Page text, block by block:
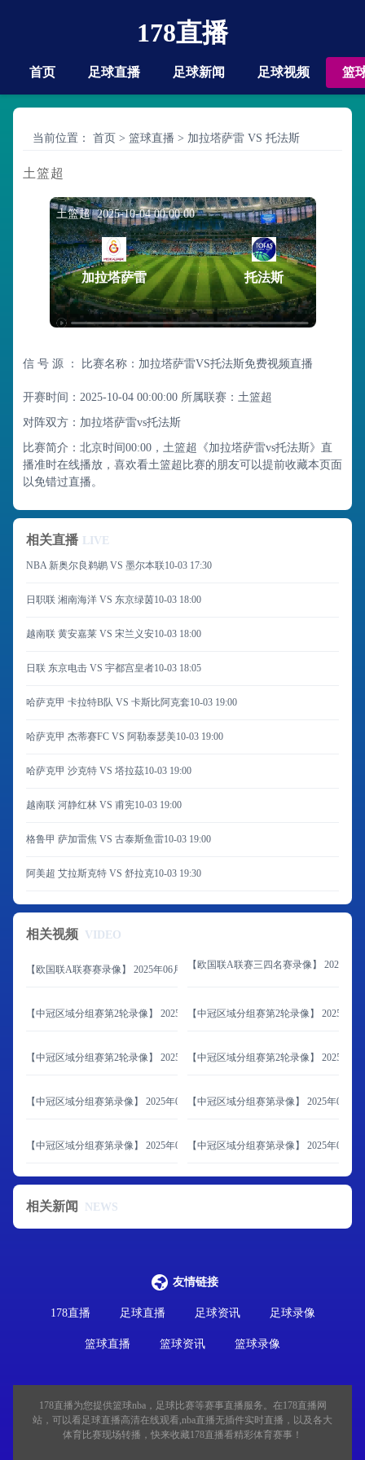
178直播
首页 足球直播 足球新闻 足球视频 篮
当前位置： 首页 > 篮球直播 > 加拉塔萨雷 VS 托法斯
土篮超
土篮超 2025-10-04 00:00:00
加拉塔萨雷 托法斯
信 号 源 ： 比赛名称：加拉塔萨雷VS托法斯免费视频直播
开赛时间：2025-10-04 00:00:00 所属联赛： 土篮超
对阵双方：加拉塔萨雷vs托法斯
比赛简介：北京时间00:00，土篮超《加拉塔萨雷vs托法斯》直
播准时在线播放，喜欢看土篮超比赛的朋友可以提前收藏本页面
以免错过直播。
相关直播 LIVE
NBA 新奥尔良鹈鹕 VS 墨尔本联10-03 17:30
日职联 湘南海洋 VS 东京绿茵10-03 18:00
越南联 黄安嘉莱 VS 宋兰义安10-03 18:00
日联 东京电击 VS 宇都宫皇者10-03 18:05
哈萨克甲 卡拉特B队 VS 卡斯比阿克套10-03 19:00
哈萨克甲 杰蒂赛FC VS 阿勒泰瑟美10-03 19:00
哈萨克甲 沙克特 VS 塔拉茲10-03 19:00
越南联 河静红林 VS 甫宪10-03 19:00
格鲁甲 萨加雷焦 VS 古泰斯鱼雷10-03 19:00
阿美超 艾拉斯克特 VS 舒拉克10-03 19:30
相关视频 VIDEO
【欧国联A联赛赛录像】 2025年06月09日 西班牙vs葡萄牙【欧国联A联赛三四名赛录像】 2025年
【中冠区域分组赛第2轮录像】 2025年06月08日 山东球探vs延边体育学校
【中冠区域分组赛第2轮录像】 2025年
【中冠区域分组赛第2轮录像】 2025年06月08日 大连海青昌隆vs青岛追风少年
【中冠区域分组赛第2轮录像】 2025年
【中冠区域分组赛第录像】 2025年06月07日 北京通州鹏瑞通达vs内蒙古草上飞
【中冠区域分组赛第录像】 2025年06
【中冠区域分组赛第录像】 2025年06月07日 济南泉盛联合vs山西翔宇
【中冠区域分组赛第录像】 2025年06月
相关新闻 NEWS
友情链接
178直播 足球直播 足球资讯 足球录像
篮球直播 篮球资讯 篮球录像
178直播为您提供篮球nba，足球比赛等赛事直播服务。在178直播网
站，可以看足球直播高清在线观看,nba直播无插件实时直播，以及各大
体育比赛现场转播，快来收藏178直播看精彩体育赛事！